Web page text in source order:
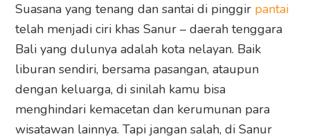
Suasana yang tenang dan santai di pinggir pantai
telah menjadi ciri khas Sanur – daerah tenggara
Bali yang dulunya adalah kota nelayan. Baik
liburan sendiri, bersama pasangan, ataupun
dengan keluarga, di sinilah kamu bisa
menghindari kemacetan dan kerumunan para
wisatawan lainnya. Tapi jangan salah, di Sanur